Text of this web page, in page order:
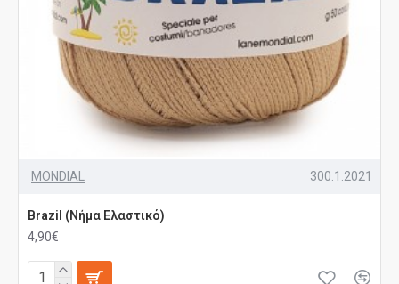
MONDIAL 300.1.2021
Brazil (Νήμα Ελαστικό)
4,90€